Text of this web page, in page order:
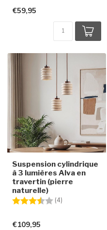
€59,95
Suspension cylindrique
à 3 lumières Alva en
travertin (pierre
naturelle)
Note:
(4)
€109,95